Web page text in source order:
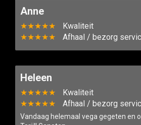
Anne
★★★★★
Kwaliteit
★★★★★
Afhaal / bezorg
Heleen
★★★★★
Kwaliteit
★★★★★
Afhaal / bezorg
Vandaag helemaal vega gegeten en